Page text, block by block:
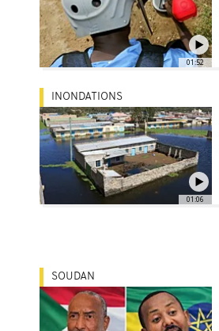
01:52
01:06
INONDATIONS
SOUDAN